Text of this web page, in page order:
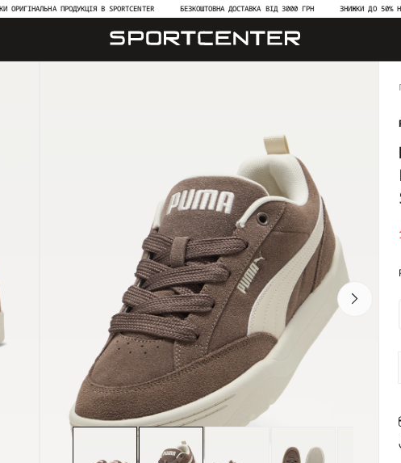
ПРОДУКЦІЯ В SPORTCENTER БЕЗКОШТОВНА ДОСТАВКА ВІД 3000 ГРН ЗНИЖКИ ДО 50% НА